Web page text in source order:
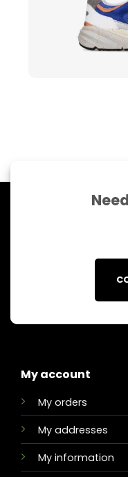
My account
My orders
My addresses
My information